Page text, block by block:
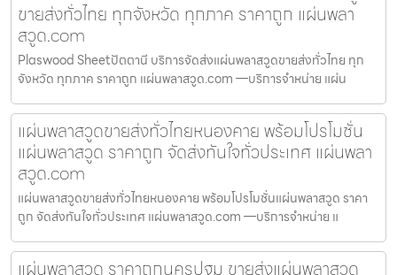
ขายส่งทั่วไทย ทุกจังหวัด ทุกภาค ราคาถูก แผ่นพลา
สวูด.com
Plaswood Sheetปัตตานี บริการจัดส่งแผ่นพลาสวูดขายส่งทั่วไทย ทุก
จังหวัด ทุกภาค ราคาถูก แผ่นพลาสวูด.com —บริการจำหน่าย แผ่น
แผ่นพลาสวูดขายส่งทั่วไทยหนองคาย พร้อมโปรโมชั่น
แผ่นพลาสวูด ราคาถูก จัดส่งทันใจทั่วประเทศ แผ่นพลา
สวูด.com
แผ่นพลาสวูดขายส่งทั่วไทยหนองคาย พร้อมโปรโมชั่นแผ่นพลาสวูด ราคา
ถูก จัดส่งทันใจทั่วประเทศ แผ่นพลาสวูด.com —บริการจำหน่าย แ
แผ่นพลาสวูด ราคาถูกนครปฐม ขายส่งแผ่นพลาสวูด